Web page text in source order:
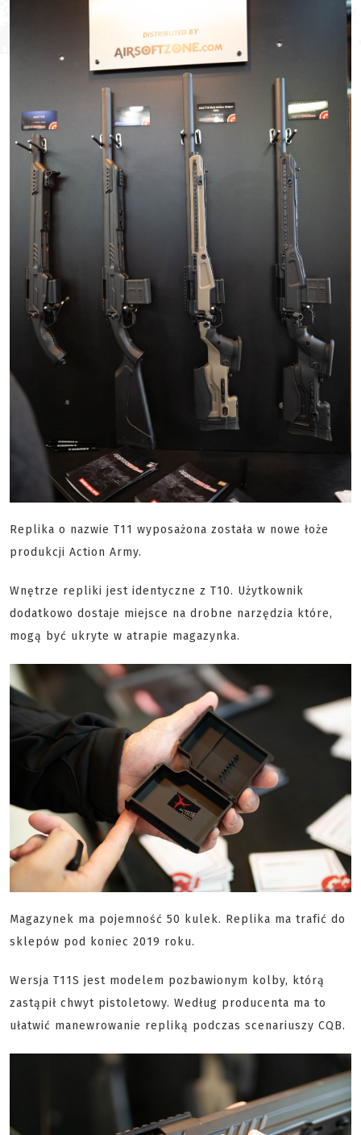
Replika o nazwie T11 wyposażona została w nowe łoże
produkcji Action Army.
Wnętrze repliki jest identyczne z T10. Użytkownik
dodatkowo dostaje miejsce na drobne narzędzia które,
mogą być ukryte w atrapie magazynka.
Magazynek ma pojemność 50 kulek. Replika ma trafić do
sklepów pod koniec 2019 roku.
Wersja T11S jest modelem pozbawionym kolby, którą
zastąpił chwyt pistoletowy. Według producenta ma to
ułatwić manewrowanie repliką podczas scenariuszy CQB.